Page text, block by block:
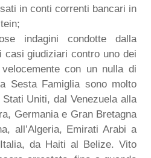
in conti correnti bancari in
indagini condotte dalla
casi giudiziari contro uno dei
con un nulla di
Sesta Famiglia sono molto
Uniti, dal Venezuela alla
Germania e Gran Bretagna
all’Algeria, Emirati Arabi a
da Haiti al Belize. Vito